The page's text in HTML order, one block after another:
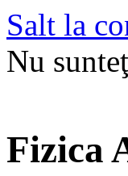
Salt la
Nu
Fizica